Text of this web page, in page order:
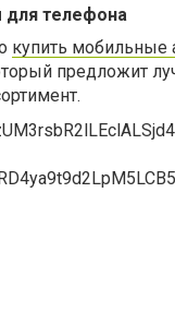
для телефона
купить мобильные
предложит